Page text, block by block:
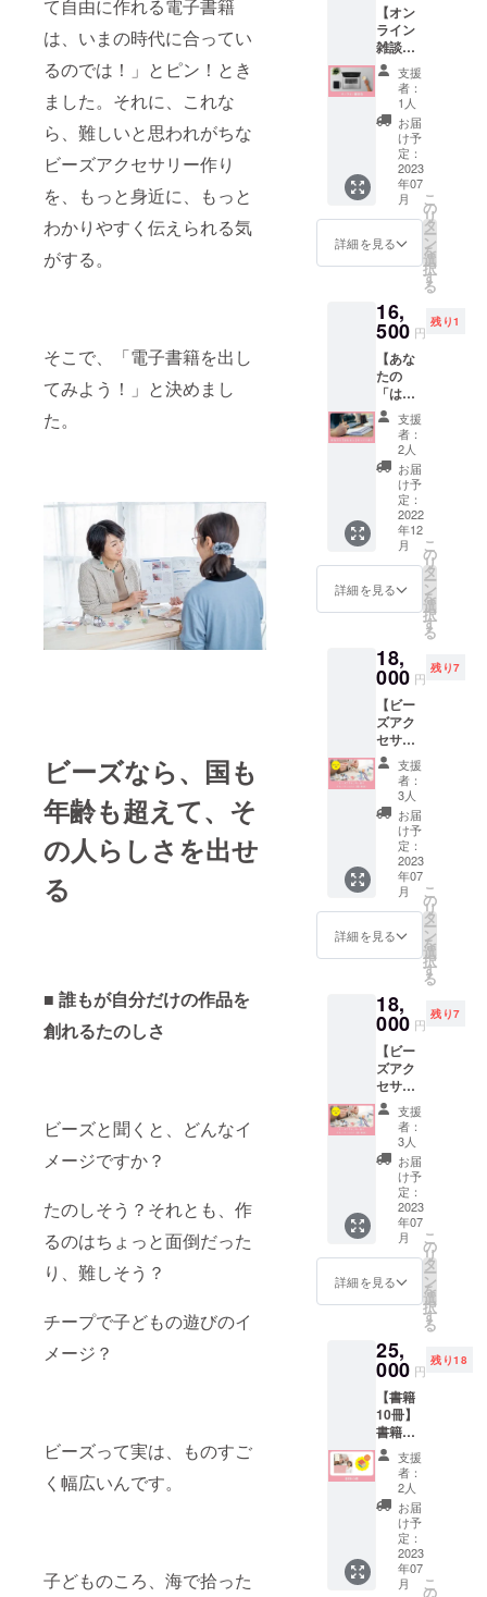
て自由に作れる電子書籍
は、いまの時代に合ってい
るのでは！」とピン！とき
ました。それに、これな
ら、難しいと思われがちな
ビーズアクセサリー作り
を、もっと身近に、もっと
わかりやすく伝えられる気
がする。
そこで、「電子書籍を出し
てみよう！」と決めまし
た。
ビーズなら、国も
年齢も超えて、そ
の人らしさを出せ
る
■ 誰もが自分だけの作品を
創れるたのしさ
ビーズと聞くと、どんなイ
メージですか？
たのしそう？それとも、作
るのはちょっと面倒だった
り、難しそう？
チープで子どもの遊びのイ
メージ？
ビーズって実は、ものすご
く幅広いんです。
子どものころ、海で拾った
の備考
欄に掲
載する
お名前
とアカ
ウント
名(SNS
の種類
も添え
て)を必
ずご記
入くだ
さい。
（ニッ
肩書き
やサー
ビス名
の掲載
をご希
望の方
は、企
業スポ
ンサー
として
ご支援
をお願
いいた
しま
す。 ※
の書籍
は自費
年6月に
販売予
定で
す。(70
～100
ページ)
※書籍が
販売さ
れる限
り掲載
いたし
ます。
13：30
頃～
14：
30(予
定) 開催
時間：1
時間 ※
オンラ
インア
プリを
使用し
ます。
【オン
ライン
雑談会
参加
券】 オ
ンライ
ン雑談
会に参
加でき
る権利
です。
いっ
しょに
お話し
ません
か？ 日
2023年
7月21日
（金）
20：00
頃～
21：
00(予
定) 開催
時間：1
時間 ※
オンラ
インア
プリを
使用し
ます。
支援
者：
1人
お届
け予
定：
2023
年07
月
詳細を見る
こ
の
リ
タ
ー
ン
を
選
択
す
る
16,
500 円
残り1
【あな
たの
「はじ
めに」
をつく
りま
す】 ト
キツカ
ゼ出版
のプロ
ブック
ライ
ターか
ら取材
を受
け、本
じめ
に」に
なぞら
えた紹
介文＆
画像を
作りま
す。続
きが気
になり
「会い
い！」
と思っ
てもら
えるよ
うな、
なりま
す。 ※
取材は
オンラ
インで
１時間
程度を
予定し
ていま
す。 ※
日時は
別途ご
相談い
たしま
す。 ※
データ
でのお
刷は別
途ご相
談くだ
さい。
支援
者：
2人
お届
け予
定：
2022
年12
月
詳細を見る
こ
の
リ
タ
ー
ン
を
選
択
す
る
18,
000 円
残り7
【ビー
ズアク
セサ
リー作
りグ
ループ
レッス
ン参加
権①】
書籍の
中の作
品をひ
とつ一
緒につ
くって
みま
（作る
作品は
こちら
でセレ
クトし
ま
す）。
日時：
2023年
7月7日
(金)13:0
15:30
場所：
浅草橋
駅から
徒歩7分
お知ら
せしま
す） ※
材料費
込み ※
会場ま
での交
通費は
ご自身
でご負
担くだ
さい。
支援
者：
3人
お届
け予
定：
2023
年07
月
詳細を見る
こ
の
リ
タ
ー
ン
を
選
択
す
る
18,
000 円
残り7
【ビー
ズアク
セサ
リー作
りグ
ループ
レッス
ン参加
権②】
書籍の
中の作
品をひ
とつ一
緒につ
くって
みま
（作る
作品は
こちら
でセレ
クトし
ま
す）。
日時：
2023年
7月29日
(土)13:0
15:30
場所：
浅草橋
支援
者：
3人
お届
け予
定：
2023
年07
月
詳細を見る
こ
の
リ
タ
ー
ン
を
選
択
す
る
25,
000 円
残り18
【書籍
10冊】
書籍
「ビー
ズでつ
くる、
ときめ
くお
花」(仮)
を10冊
お届け
しま
支援
者：
2人
お届
け予
定：
2023
年07
月
こ
の